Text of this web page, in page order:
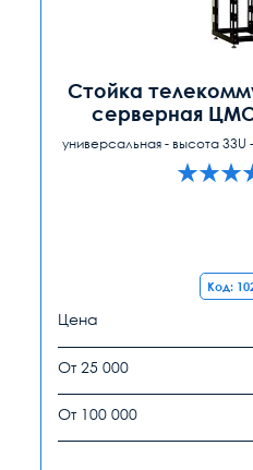
Стойка
серверная
универсальная - высота
Код:
Цена
От 25 000
От 100 000